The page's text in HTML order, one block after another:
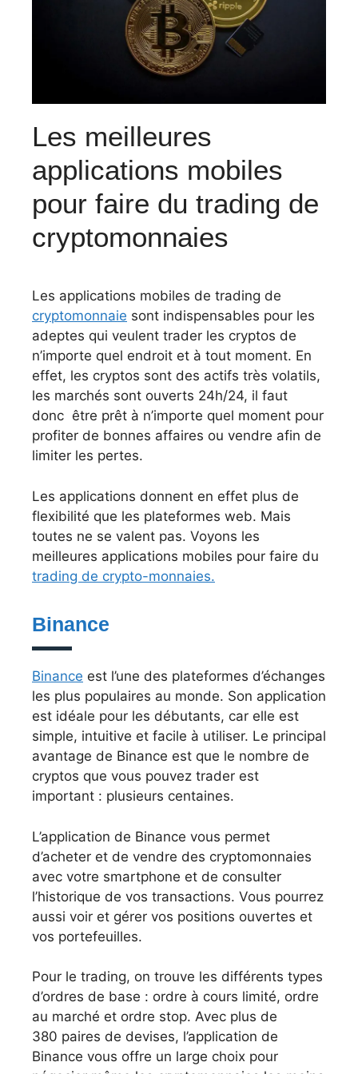
Les meilleures
applications mobiles
pour faire du trading de
cryptomonnaies
Les applications mobiles de trading de
cryptomonnaie sont indispensables pour les
adeptes qui veulent trader les cryptos de
n’importe quel endroit et à tout moment. En
effet, les cryptos sont des actifs très volatils,
les marchés sont ouverts 24h/24, il faut
donc être prêt à n’importe quel moment pour
profiter de bonnes affaires ou vendre afin de
limiter les pertes.
Les applications donnent en effet plus de
flexibilité que les plateformes web. Mais
toutes ne se valent pas. Voyons les
meilleures applications mobiles pour faire du
trading de crypto-monnaies.
Binance
Binance est l’une des plateformes d’échanges
les plus populaires au monde. Son application
est idéale pour les débutants, car elle est
simple, intuitive et facile à utiliser. Le principal
avantage de Binance est que le nombre de
cryptos que vous pouvez trader est
important : plusieurs centaines.
L’application de Binance vous permet
d’acheter et de vendre des cryptomonnaies
avec votre smartphone et de consulter
l’historique de vos transactions. Vous pourrez
aussi voir et gérer vos positions ouvertes et
vos portefeuilles.
Pour le trading, on trouve les différents types
d’ordres de base : ordre à cours limité, ordre
au marché et ordre stop. Avec plus de
380 paires de devises, l’application de
Binance vous offre un large choix pour